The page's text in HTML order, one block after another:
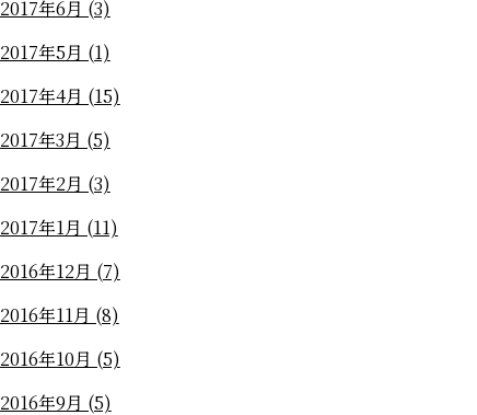
2017年6月 (3)
2017年5月 (1)
2017年4月 (15)
2017年3月 (5)
2017年2月 (3)
2017年1月 (11)
2016年12月 (7)
2016年11月 (8)
2016年10月 (5)
2016年9月 (5)